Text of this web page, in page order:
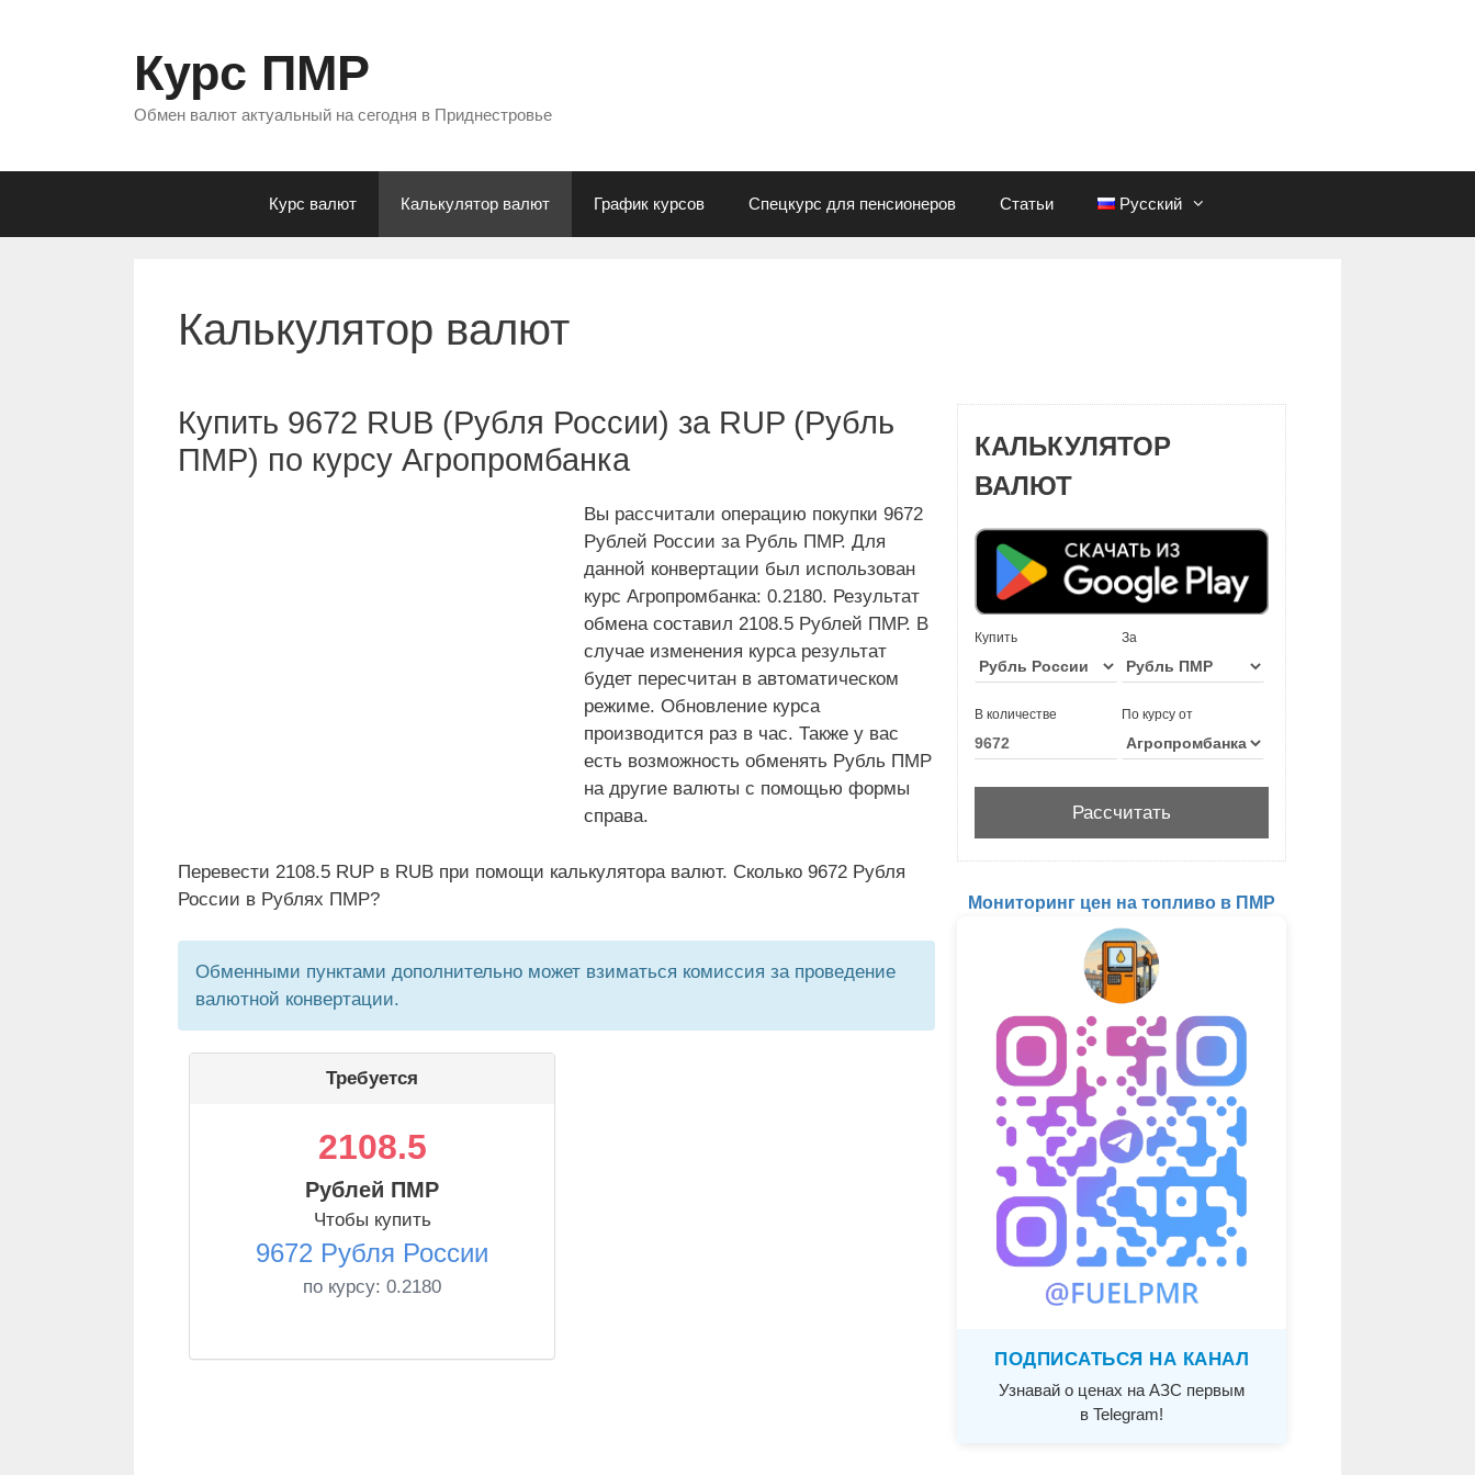
Курс ПМР
Обмен валют актуальный на сегодня в Приднестровье
Курс валют Калькулятор валют График курсов Спецкурс для пенсионеров Статьи Русский
Калькулятор валют
Купить 9672 RUB (Рубля России) за RUP (Рубль
ПМР) по курсу Агропромбанка
Вы рассчитали операцию покупки 9672
Рублей России за Рубль ПМР. Для
данной конвертации был использован
курс Агропромбанка: 0.2180. Результат
обмена составил 2108.5 Рублей ПМР. В
случае изменения курса результат
будет пересчитан в автоматическом
режиме. Обновление курса
производится раз в час. Также у вас
есть возможность обменять Рубль ПМР
на другие валюты с помощью формы
справа.
Перевести 2108.5 RUP в RUB при помощи калькулятора валют. Сколько 9672 Рубля
России в Рублях ПМР?
Обменными пунктами дополнительно может взиматься комиссия за проведение
валютной конвертации.
Требуется
2108.5
Рублей ПМР
Чтобы купить
9672 Рубля России
по курсу: 0.2180
КАЛЬКУЛЯТОР
ВАЛЮТ
Купить За
В количестве По курсу от
Мониторинг цен на топливо в ПМР
ПОДПИСАТЬСЯ НА КАНАЛ
Узнавай о ценах на АЗС первым
в Telegram!